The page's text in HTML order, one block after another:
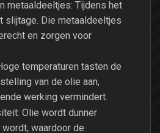
metaaldeeltjes: Tijdens het
slijtage. Die metaaldeeltjes
en zorgen voor
temperaturen tasten de
van de olie aan,
werking vermindert.
Olie wordt dunner
waardoor de